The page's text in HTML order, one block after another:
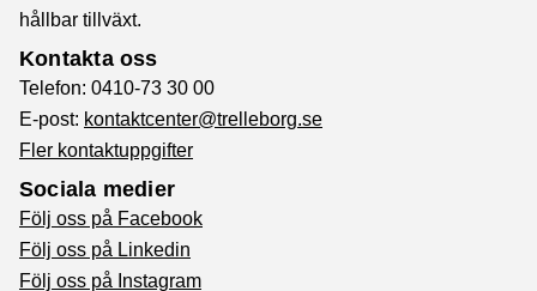
hållbar tillväxt.
Kontakta oss
Telefon: 0410-73 30 00
E-post: kontaktcenter@trelleborg.se
Fler kontaktuppgifter
Sociala medier
Följ oss på Facebook
Följ oss på Linkedin
Följ oss på Instagram